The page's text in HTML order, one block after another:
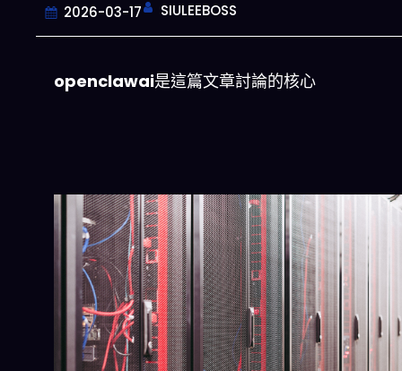
2026-03-17 SIULEEBOSS
openclawai是這篇文章討論的核心